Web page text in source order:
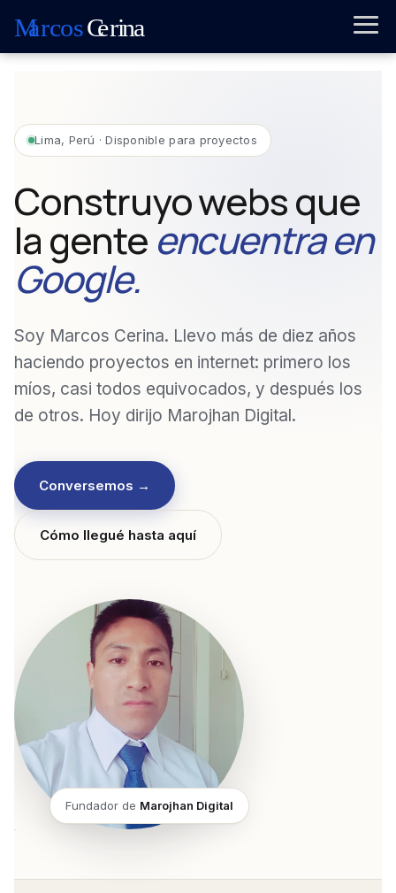
Lima, Perú · Disponible para proyectos
Construyo webs que
la genteencuentra en
Google.
Soy Marcos Cerina. Llevo más de diez años
haciendo proyectos en internet: primero los
míos, casi todos equivocados, y después los
de otros. Hoy dirijo Marojhan Digital.
Conversemos →
Cómo llegué hasta aquí
Fundador de Marojhan Digital